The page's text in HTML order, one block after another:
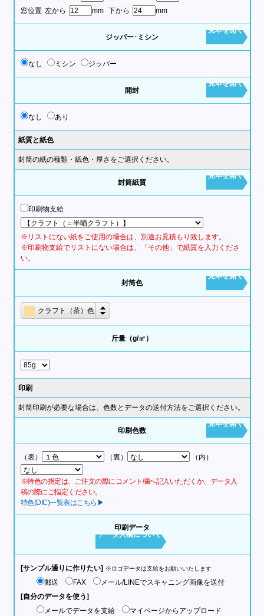
窓位置 左から mm 下から mm
ジッパー･ミシン
見本を開く
なし ミシン ジッパー
開封
見本を開く
なし あり
紙質と紙色
封筒の紙の種類・紙色・厚さをご選択ください。
封筒紙質
見本を開く
印刷物支給
※リストにない紙をご使用の場合は、別途お見積もり致します。
※印刷物支給でリストにない場合は、「その他」で紙質を入力くださ
い。
封筒色
見本を開く
クラフト（茶）色
斤量（g/㎡）
印刷
封筒印刷が必要な場合は、色数とデータの送付方法をご選択ください。
印刷色数
見本を開く
（表） （裏） （内）
※特色の指定は、ご注文の際にコメント欄へ記入いただくか、データ入
稿の際にご指定ください。
特色(DIC)一覧表はこちら▶
印刷データ
データ入稿について
[サンプル通りに作りたい] ※ロゴデータは支給をお願いいたします
郵送 FAX
メール/LINEでスキャニング画像を送付
[自分のデータを使う]
メールでデータを支給
マイページからアップロード